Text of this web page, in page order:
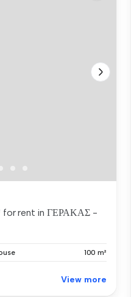
for rent in ΓΕΡΑΚΑΣ -
100 m²
View more